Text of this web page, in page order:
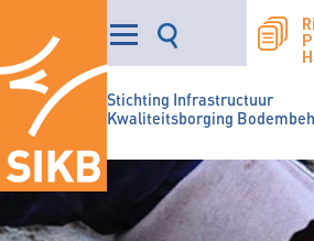
Stichting Infrastructuur
Kwaliteitsborging